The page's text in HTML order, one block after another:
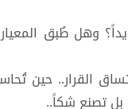
وهل طُبق
القرار.. حين
بل تصنع شكاً..